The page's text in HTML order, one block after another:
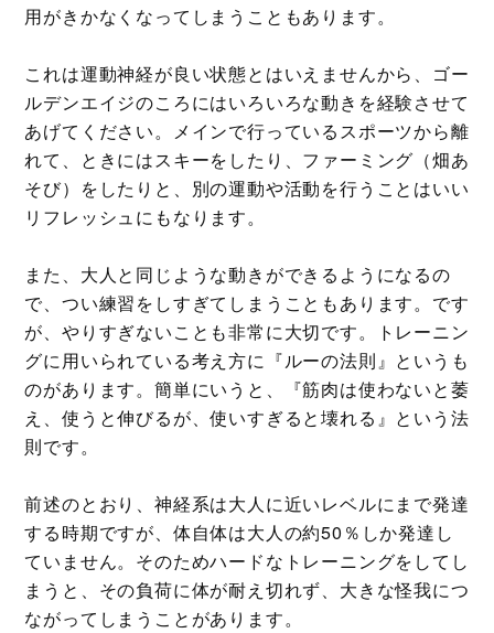
用がきかなくなってしまうこともあります。
これは運動神経が良い状態とはいえませんから、ゴー
ルデンエイジのころにはいろいろな動きを経験させて
あげてください。メインで行っているスポーツから離
れて、ときにはスキーをしたり、ファーミング（畑あ
そび）をしたりと、別の運動や活動を行うことはいい
リフレッシュにもなります。
また、大人と同じような動きができるようになるの
で、つい練習をしすぎてしまうこともあります。です
が、やりすぎないことも非常に大切です。トレーニン
グに用いられている考え方に『ルーの法則』というも
のがあります。簡単にいうと、『筋肉は使わないと萎
え、使うと伸びるが、使いすぎると壊れる』という法
則です。
前述のとおり、神経系は大人に近いレベルにまで発達
する時期ですが、体自体は大人の約50％しか発達し
ていません。そのためハードなトレーニングをしてし
まうと、その負荷に体が耐え切れず、大きな怪我につ
ながってしまうことがあります。